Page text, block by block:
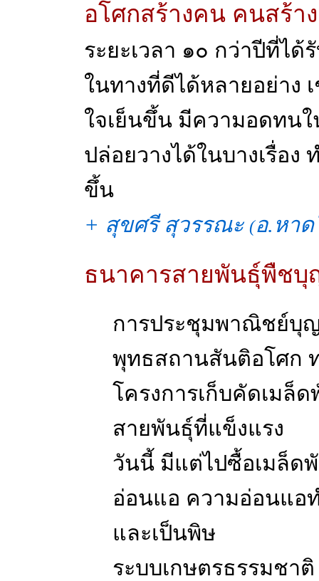
อโศกสร้างคน คนสร้าง
ระยะเวลา ๑๐ กว่าปีที่ไ
ในทางที่ดีได้หลายอย่าง
ใจเย็นขึ้น มีความอดทน
ปล่อยวางได้ในบางเรื่อง
ขึ้น
+ สุขศรี สุวรรณะ (อ.หา
ธนาคารสายพันธุ์พืช
การประชุมพาณิชย์บุ
พุทธสถานสันติอโศก
โครงการเก็บคัดเมล็
สายพันธุ์ที่แข็งแรง
วันนี้ มีแต่ไปซื้อเมล็ด
อ่อนแอ ความอ่อนแอ
และเป็นพิษ
ระบบเกษตรธรรมชา